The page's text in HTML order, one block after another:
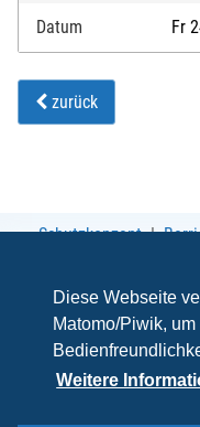
Diese Webseite
Matomo/Piwik, um
Weitere
Datum Fr
zurück
Schutzkonzept